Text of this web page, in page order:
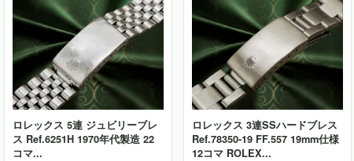
ロレックス 5連 ジュビリーブレ
ス Ref.6251H 1970年代製造 22
コマ...
ロレックス 3連SSハードブレス
Ref.78350-19 FF.557 19mm仕様
12コマ ROLEX...